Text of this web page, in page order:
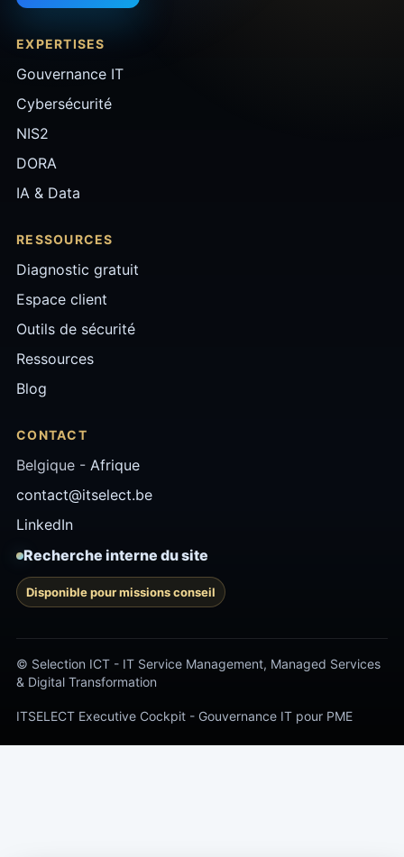
EXPERTISES
Gouvernance IT
Cybersécurité
NIS2
DORA
IA & Data
RESSOURCES
Diagnostic gratuit
Espace client
Outils de sécurité
Ressources
Blog
CONTACT
Belgique - Afrique
contact@itselect.be
LinkedIn
Recherche interne du site
Disponible pour missions conseil
© Selection ICT - IT Service Management, Managed Services
& Digital Transformation
ITSELECT Executive Cockpit - Gouvernance IT pour PME